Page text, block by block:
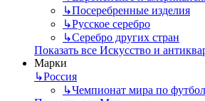
↳Посеребренные изделия
↳Русское серебро
↳Серебро других стран
Показать все Искусство и
Марки
↳Россия
↳Чемпионат мира по